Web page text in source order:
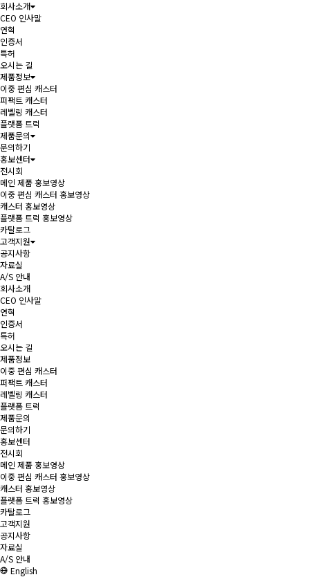
회사소개
CEO 인사말
연혁
인증서
특허
오시는 길
제품정보
이중 편심 캐스터
퍼팩트 캐스터
레벨링 캐스터
플랫폼 트럭
제품문의
문의하기
홍보센터
전시회
메인 제품 홍보영상
이중 편심 캐스터 홍보영상
캐스터 홍보영상
플랫폼 트럭 홍보영상
카탈로그
고객지원
공지사항
자료실
A/S 안내
회사소개
CEO 인사말
연혁
인증서
특허
오시는 길
제품정보
이중 편심 캐스터
퍼팩트 캐스터
레벨링 캐스터
플랫폼 트럭
제품문의
문의하기
홍보센터
전시회
메인 제품 홍보영상
이중 편심 캐스터 홍보영상
캐스터 홍보영상
플랫폼 트럭 홍보영상
카탈로그
고객지원
공지사항
자료실
A/S 안내
English